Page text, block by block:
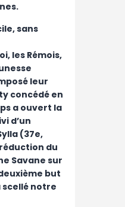
sans
les Rémois,
leur
concédé en
a ouvert la
d’un
(37e,
du
Savane sur
but
scellé notre